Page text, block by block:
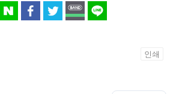
인쇄